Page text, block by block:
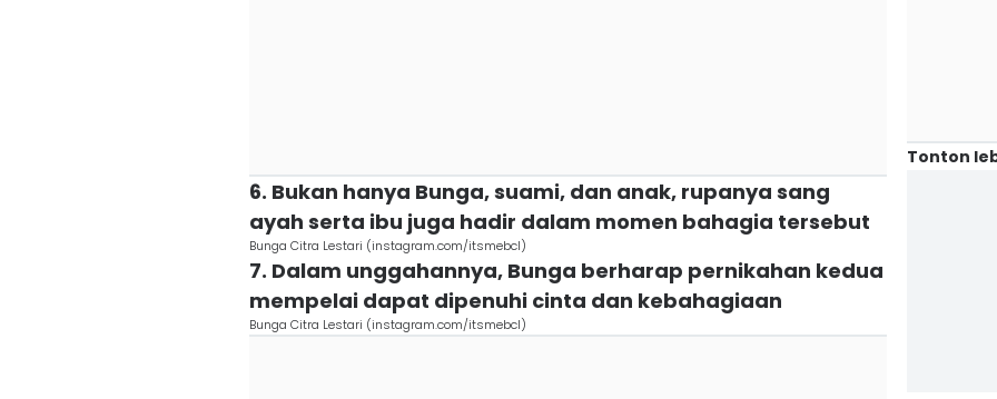
6. Bukan hanya Bunga, suami, dan anak, rupanya sang
ayah serta ibu juga hadir dalam momen bahagia tersebut
Bunga Citra Lestari (instagram.com/itsmebcl)
7. Dalam unggahannya, Bunga berharap pernikahan kedua
mempelai dapat dipenuhi cinta dan kebahagiaan
Bunga Citra Lestari (instagram.com/itsmebcl)
Tonton